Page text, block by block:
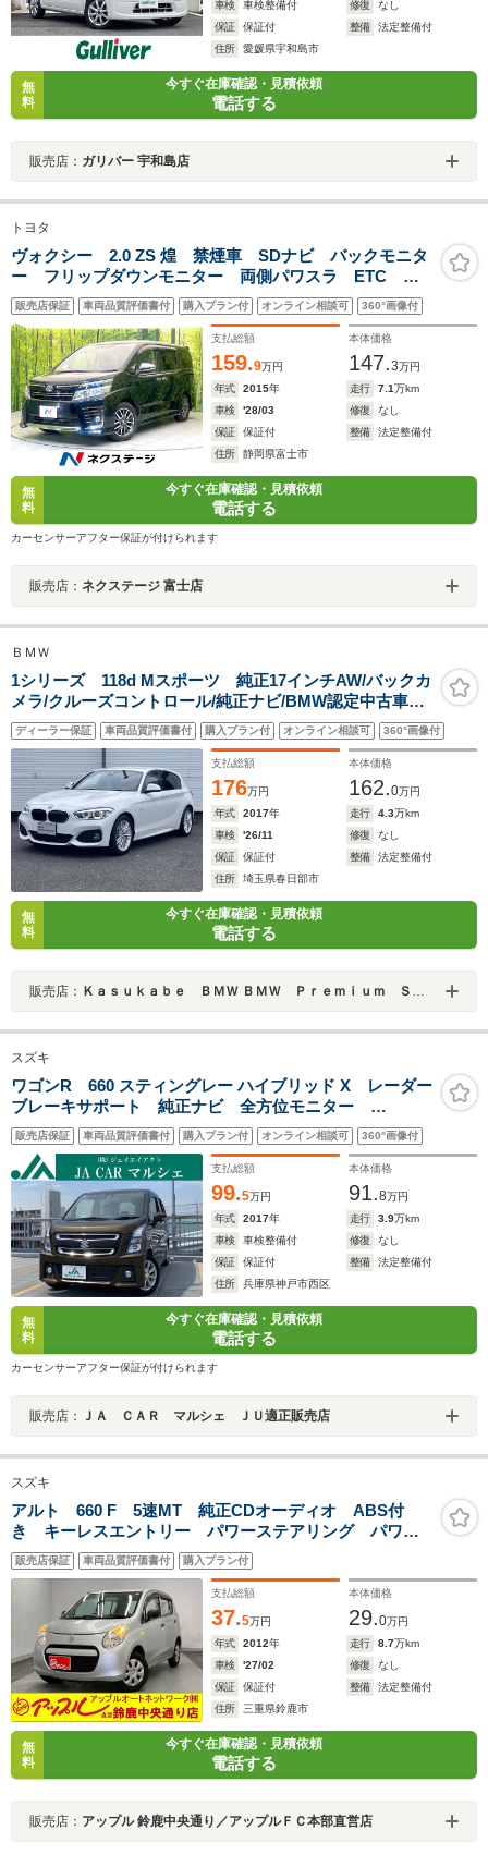
車検 車検整備付 修復
なし
保証
保証付 整備
法定整備付
住所
愛媛県宇和島市
無
料
今すぐ在庫確認・見積依頼
電話する
販売店： ガリバー 宇和島店
トヨタ
ヴォクシー 2.0 ZS 煌 禁煙車 SDナビ バックモニタ
ー フリップダウンモニター 両側パワスラ ETC
LEDヘッド フォグ オートライト オートエアコン
ドラレコ スマートキー アイドリングストップ 電動
格納ミラー
販売店保証 車両品質評価書付 購入プラン付 オンライン相談可 360°画像付
支払総額
159.9万円
本体価格
147.3万円
年式
2015年 走行 7.1万km
車検
'28/03 修復
なし
保証
保証付 整備
法定整備付
住所
静岡県富士市
無
料
今すぐ在庫確認・見積依頼
電話する
カーセンサーアフター保証が付けられます
販売店： ネクステージ 富士店
ＢＭＷ
1シリーズ 118d Mスポーツ 純正17インチAW/バックカ
メラ/クルーズコントロール/純正ナビ/BMW認定中古車保
証
ディーラー保証 車両品質評価書付 購入プラン付 オンライン相談可 360°画像付
支払総額
176万円
本体価格
162.0万円
年式
2017年 走行 4.3万km
車検
'26/11 修復
なし
保証
保証付 整備
法定整備付
住所
埼玉県春日部市
無
料
今すぐ在庫確認・見積依頼
電話する
販売店： Ｋａｓｕｋａｂｅ ＢＭＷ ＢＭＷ Ｐｒｅｍｉｕｍ Ｓｅｌｅｃｔｉｏｎ 春日部
スズキ
ワゴンR 660 スティングレー ハイブリッド X レーダー
ブレーキサポート 純正ナビ 全方位モニター
Bluetoothオーディオ DVD ヘッドアップディスプレ
イ LEDヘッドライト プッシュスタート スマートキ
ー シートヒーター
販売店保証 車両品質評価書付 購入プラン付 オンライン相談可 360°画像付
支払総額
99.5万円
本体価格
91.8万円
年式
2017年 走行 3.9万km
車検
車検整備付 修復
なし
保証
保証付 整備
法定整備付
住所
兵庫県神戸市西区
無
料
今すぐ在庫確認・見積依頼
電話する
カーセンサーアフター保証が付けられます
販売店： ＪＡ ＣＡＲ マルシェ ＪＵ適正販売店
スズキ
アルト 660 F 5速MT 純正CDオーディオ ABS付
き キーレスエントリー パワーステアリング パワー
ウィンドウ マニュアルエアコン ユーザー買取車
販売店保証 車両品質評価書付 購入プラン付
支払総額
37.5万円
本体価格
29.0万円
年式
2012年 走行 8.7万km
車検
'27/02 修復
なし
保証
保証付 整備
法定整備付
住所
三重県鈴鹿市
無
料
今すぐ在庫確認・見積依頼
電話する
販売店： アップル 鈴鹿中央通り／アップルＦＣ本部直営店